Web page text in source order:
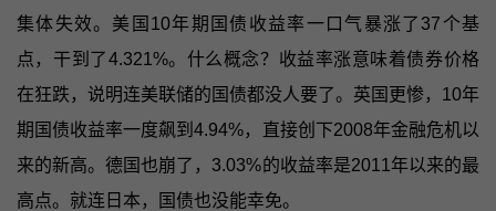
集体失效。美国10年期国债收益率一口气暴涨了37个基
点，干到了4.321%。什么概念？收益率涨意味着债券价格
在狂跌，说明连美联储的国债都没人要了。英国更惨，10年
期国债收益率一度飙到4.94%，直接创下2008年金融危机以
来的新高。德国也崩了，3.03%的收益率是2011年以来的最
高点。就连日本，国债也没能幸免。